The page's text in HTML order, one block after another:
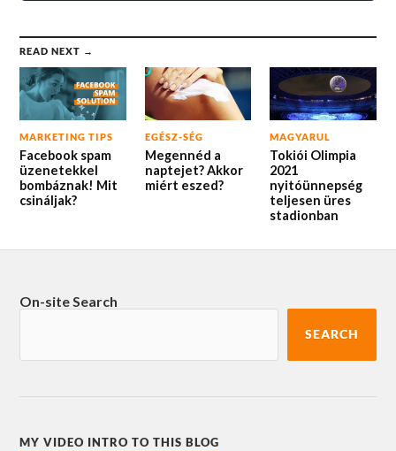
READ NEXT →
MARKETING TIPS
Facebook spam
üzenetekkel
bombáznak! Mit
csináljak?
EGÉSZ-SÉG
Megennéd a
naptejet? Akkor
miért eszed?
MAGYARUL
Tokiói Olimpia
2021
nyitóünnepség
teljesen üres
stadionban
On-site Search
SEARCH
MY VIDEO INTRO TO THIS BLOG